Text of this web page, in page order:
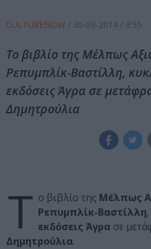
CULTURENOW / 30-09-2014 / 9:55
Το βιβλίο της Μέλπως
Ρεπυμπλίκ-Βαστίλλη,
εκδόσεις Άγρα σε
Δημητρούλια
Τ ο βιβλίο της Μέλπως
Ρεπυμπλίκ-Βαστίλλη
εκδόσεις Άγρα σε
Δημητρούλια.